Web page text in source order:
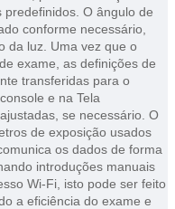
O ângulo de
conforme necessário,
da luz. Uma vez que o
exame, as definições de
transferidas para o
e na Tela
se necessário. O
de exposição usados
os dados de forma
introduções manuais
Wi-Fi, isto pode ser feito
a eficiência do exame e